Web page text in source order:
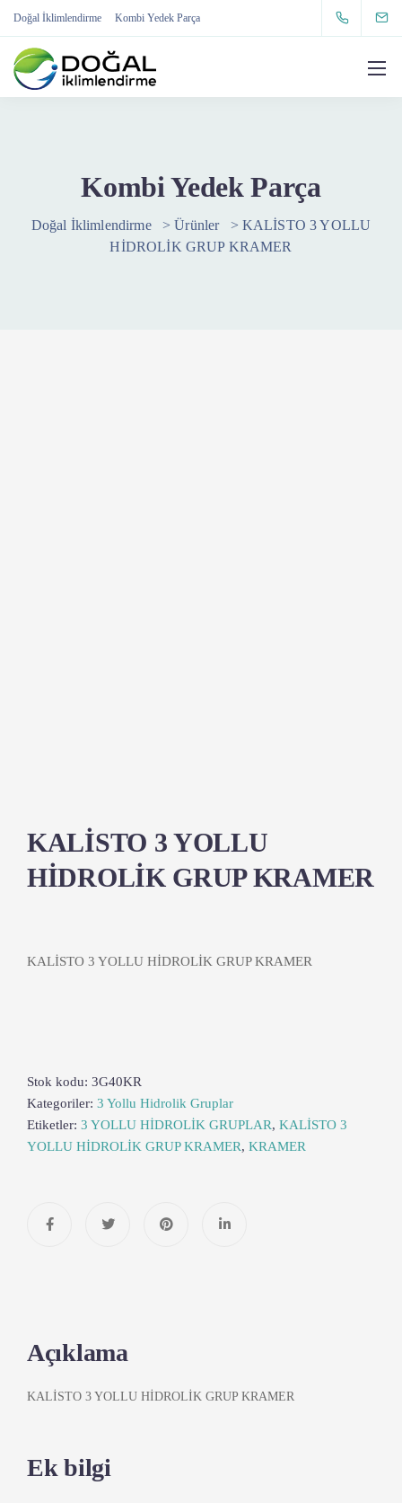
Doğal İklimlendirme Kombi Yedek Parça
Kombi Yedek Parça
Doğal İklimlendirme >Ürünler > KALİSTO 3 YOLLU
HİDROLİK GRUP KRAMER
KALİSTO 3 YOLLU
HİDROLİK GRUP KRAMER
KALİSTO 3 YOLLU HİDROLİK GRUP KRAMER
Stok kodu: 3G40KR
Kategoriler: 3 Yollu Hidrolik Gruplar
Etiketler: 3 YOLLU HİDROLİK GRUPLAR, KALİSTO 3
YOLLU HİDROLİK GRUP KRAMER, KRAMER
Açıklama
KALİSTO 3 YOLLU HİDROLİK GRUP KRAMER
Ek bilgi